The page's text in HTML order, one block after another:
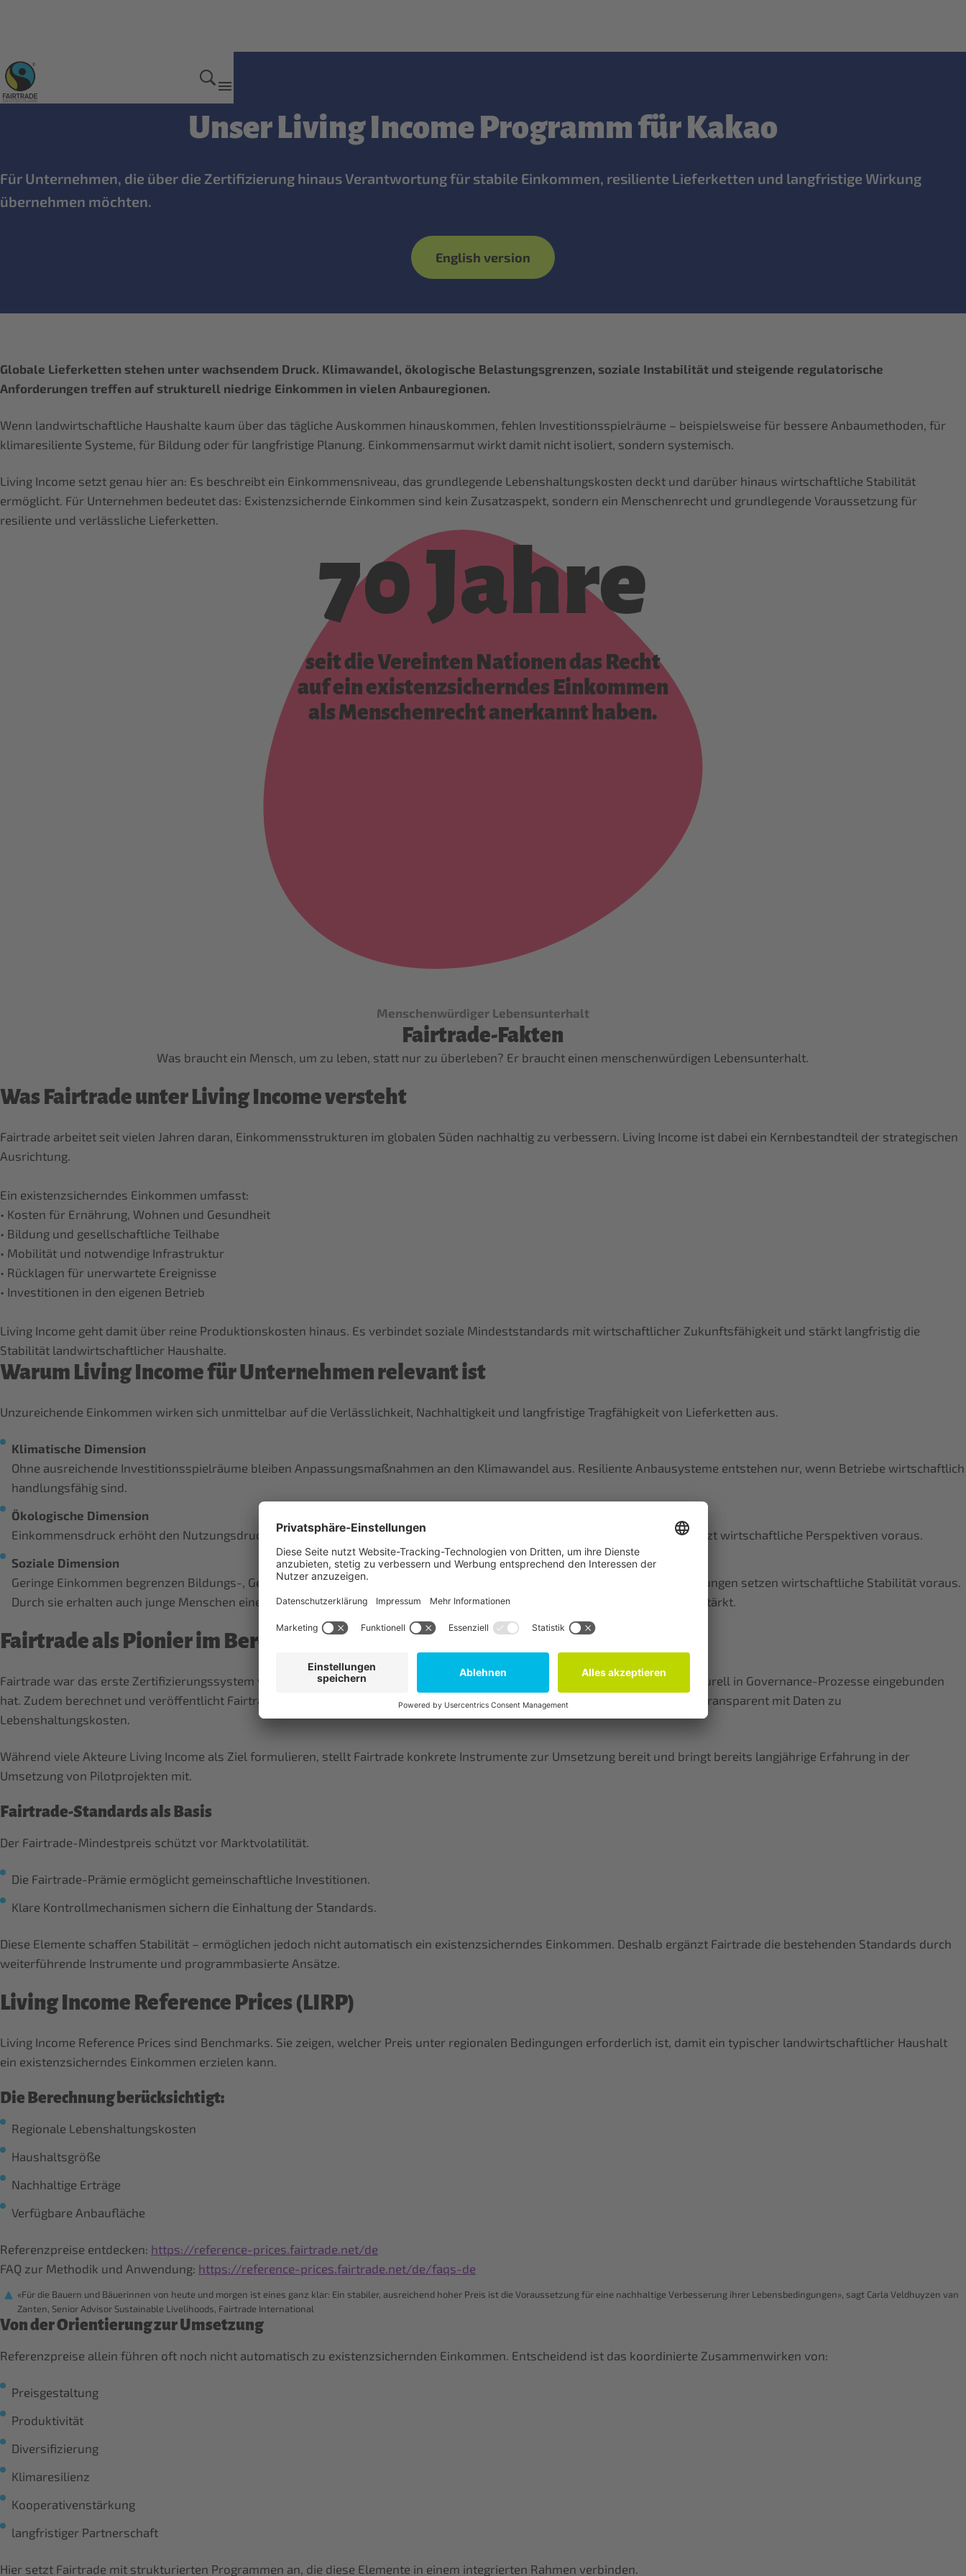
Mehr Erfolg mit Fairtrade
Unser Living Income Programm für Kakao
Für Unternehmen, die über die Zertifizierung hinaus Verantwortung für stabile Einkommen, resiliente Lieferketten und langfristige Wirkung
übernehmen möchten.
English version
Globale Lieferketten stehen unter wachsendem Druck. Klimawandel, ökologische Belastungsgrenzen, soziale Instabilität und steigende regulatorische
Anforderungen treffen auf strukturell niedrige Einkommen in vielen Anbauregionen.
Wenn landwirtschaftliche Haushalte kaum über das tägliche Auskommen hinauskommen, fehlen Investitionsspielräume – beispielsweise für bessere Anbaumethoden, für
klimaresiliente Systeme, für Bildung oder für langfristige Planung. Einkommensarmut wirkt damit nicht isoliert, sondern systemisch.
Living Income setzt genau hier an: Es beschreibt ein Einkommensniveau, das grundlegende Lebenshaltungskosten deckt und darüber hinaus wirtschaftliche Stabilität
ermöglicht. Für Unternehmen bedeutet das: Existenzsichernde Einkommen sind kein Zusatzaspekt, sondern ein Menschenrecht und grundlegende Voraussetzung für
resiliente und verlässliche Lieferketten.
70 Jahre
seit die Vereinten Nationen das Recht
auf ein existenzsicherndes Einkommen
als Menschenrecht anerkannt haben.
Menschenwürdiger Lebensunterhalt
Fairtrade-Fakten
Was braucht ein Mensch, um zu leben, statt nur zu überleben? Er braucht einen menschenwürdigen Lebensunterhalt.
Was Fairtrade unter Living Income versteht
Fairtrade arbeitet seit vielen Jahren daran, Einkommensstrukturen im globalen Süden nachhaltig zu verbessern. Living Income ist dabei ein Kernbestandteil der strategischen
Ausrichtung.
Ein existenzsicherndes Einkommen umfasst:
• Kosten für Ernährung, Wohnen und Gesundheit
• Bildung und gesellschaftliche Teilhabe
• Mobilität und notwendige Infrastruktur
• Rücklagen für unerwartete Ereignisse
• Investitionen in den eigenen Betrieb
Living Income geht damit über reine Produktionskosten hinaus. Es verbindet soziale Mindeststandards mit wirtschaftlicher Zukunftsfähigkeit und stärkt langfristig die
Warum Living Income für Unternehmen relevant ist
Unzureichende Einkommen wirken sich unmittelbar auf die Verlässlichkeit, Nachhaltigkeit und langfristige Tragfähigkeit von Lieferketten aus.
Klimatische Dimension
Ohne ausreichende Investitionsspielräume bleiben Anpassungsmaßnahmen an den Klimawandel aus. Resiliente Anbausysteme entstehen nur, wenn Betriebe wirtschaftlich
handlungsfähig sind.
Ökologische Dimension
Einkommensdruck erhöht den Nutzungsdruck auf natürliche Ressourcen. Nachhaltiger Umwelt- und Biodiversitätsschutz setzt wirtschaftliche Perspektiven voraus.
Soziale Dimension
Geringe Einkommen begrenzen Bildungs-, Gesundheits- und Entwicklungsmöglichkeiten für Familien. Strukturelle Verbesserungen setzen wirtschaftliche Stabilität voraus.
Durch sie erhalten auch junge Menschen eine Zukunftsperspektive in der Landwirtschaft und die nächste Generation wird gestärkt.
Fairtrade als Pionier im Bereich Living Income
Fairtrade war das erste Zertifizierungssystem weltweit, das verbindliche Mindestpreiseeingeführt und Produzent*innen strukturell in Governance-Prozesse eingebunden
hat. Zudem berechnet und veröffentlicht Fairtrade systematisch Living Income Reference Prices und verknüpft Preisgestaltung transparent mit Daten zu
Lebenshaltungskosten.
Während viele Akteure Living Income als Ziel formulieren, stellt Fairtrade konkrete Instrumente zur Umsetzung bereit und bringt bereits langjährige Erfahrung in der
Umsetzung von Pilotprojekten mit.
Fairtrade-Standards als Basis
Der Fairtrade-Mindestpreis schützt vor Marktvolatilität.
Die Fairtrade-Prämie ermöglicht gemeinschaftliche Investitionen.
Klare Kontrollmechanismen sichern die Einhaltung der Standards.
Diese Elemente schaffen Stabilität – ermöglichen jedoch nicht automatisch ein existenzsicherndes Einkommen. Deshalb ergänzt Fairtrade die bestehenden Standards durch
weiterführende Instrumente und programmbasierte Ansätze.
Living Income Reference Prices (LIRP)
Living Income Reference Prices sind Benchmarks. Sie zeigen, welcher Preis unter regionalen Bedingungen erforderlich ist, damit ein typischer landwirtschaftlicher Haushalt
ein existenzsicherndes Einkommen erzielen kann.
Die Berechnung berücksichtigt:
Regionale Lebenshaltungskosten
Haushaltsgröße
Nachhaltige Erträge
Verfügbare Anbaufläche
Referenzpreise entdecken: https://reference-prices.fairtrade.net/de
FAQ zur Methodik und Anwendung: https://reference-prices.fairtrade.net/de/faqs-de
«Für die Bauern und Bäuerinnen von heute und morgen ist eines ganz klar: Ein stabiler, ausreichend hoher Preis ist die Voraussetzung für eine nachhaltige Verbesserung ihrer Lebensbedingungen», sagt Carla Veldhuyzen van
Zanten, Senior Advisor Sustainable Livelihoods, Fairtrade International
Von der Orientierung zur Umsetzung
Referenzpreise allein führen oft noch nicht automatisch zu existenzsichernden Einkommen. Entscheidend ist das koordinierte Zusammenwirken von:
Preisgestaltung
Produktivität
Diversifizierung
Klimaresilienz
Kooperativenstärkung
langfristiger Partnerschaft
Hier setzt Fairtrade mit strukturierten Programmen an, die diese Elemente in einem integrierten Rahmen verbinden.